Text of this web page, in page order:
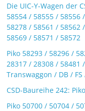
Die UIC-Y-Wagen der
58554 / 58555 / 58556
58278 / 58561 / 58562
58569 / 58571 / 58572
Piko 58293 / 58296 /
28317 / 28308 / 58481
Transwaggon / DB / FS
CSD-Baureihe 242:
Piko 50700 / 50704 /